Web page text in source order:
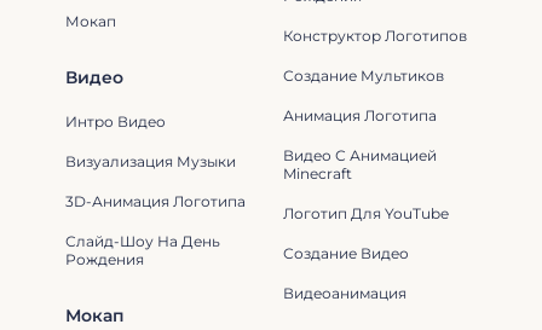
Мокап
Мокап
Конструктор Логотипов
Создание Мультиков
Анимация Логотипа
Видео С Анимацией
Minecraft
Логотип Для YouTube
Создание Видео
Видеоанимация
Видео
Интро Видео
Визуализация Музыки
3D-Анимация Логотипа
Слайд-Шоу На День
Рождения